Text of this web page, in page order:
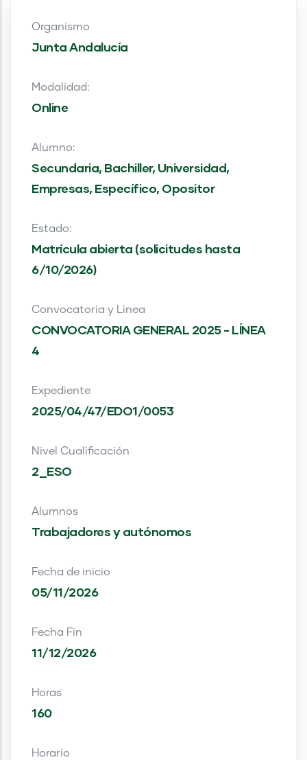
Organismo
Junta Andalucía
Modalidad:
Online
Alumno:
Secundaria, Bachiller, Universidad,
Empresas, Específico, Opositor
Estado:
Matrícula abierta (solicitudes hasta
6/10/2026)
Convocatoria y Linea
CONVOCATORIA GENERAL 2025 - LÍNEA
4
Expediente
2025/04/47/EDO1/0053
Nivel Cualificación
2_ESO
Alumnos
Trabajadores y autónomos
Fecha de inicio
05/11/2026
Fecha Fin
11/12/2026
Horas
160
Horario